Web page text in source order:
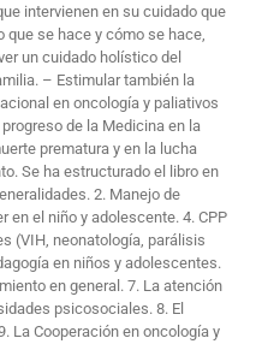
intervienen en su cuidado que
que se hace y cómo se hace,
un cuidado holístico del
– Estimular también la
en oncología y paliativos
de la Medicina en la
prematura y en la lucha
Se ha estructurado el libro en
2. Manejo de
en el niño y adolescente. 4. CPP
(VIH, neonatología, parálisis
en niños y adolescentes.
en general. 7. La atención
psicosociales. 8. El
La Cooperación en oncología y